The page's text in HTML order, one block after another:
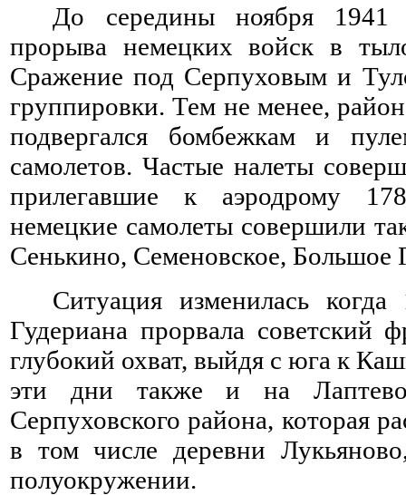
До середины ноября 1941
прорыва немецких войск в
Сражение под Серпуховым и
группировки. Тем не менее,
подвергался бомбежкам и
самолетов. Частые налеты
прилегавшие к аэродрому
немецкие самолеты совершили
Сенькино, Семеновское,
Ситуация изменилась
Гудериана прорвала
глубокий охват, выйдя с юга к
эти дни также и на
Серпуховского района, которая
в том числе деревни
полуокружении.